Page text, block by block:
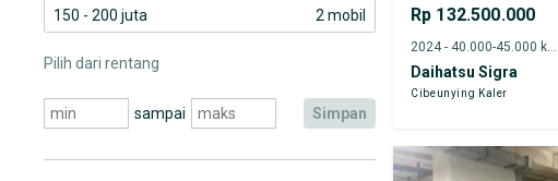
150 - 200 juta 2 mobil
Pilih dari rentang
sampai simpan
Rp 132.500.000
2024 - 40.000-45.000 km
Daihatsu Sigra
Cibeunying Kaler